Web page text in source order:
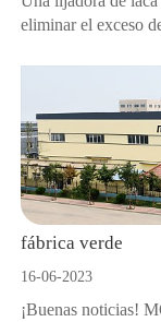
eliminar el exceso
fábrica verde
16-06-2023
¡Buenas noticias!